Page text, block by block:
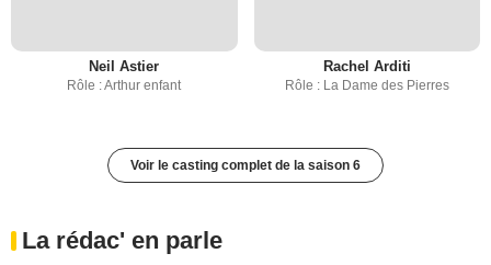
Neil Astier
Rôle : Arthur enfant
Rachel Arditi
Rôle : La Dame des Pierres
Voir le casting complet de la saison 6
La rédac' en parle